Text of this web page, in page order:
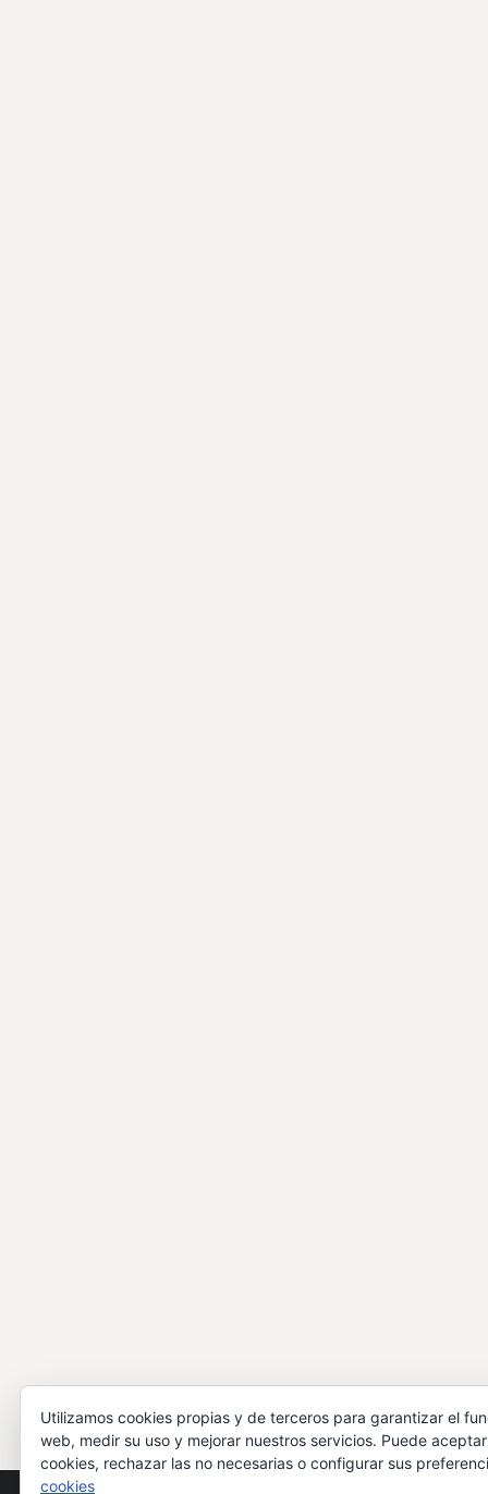
Utilizamos cookies propias y de terceros para garantizar el
web, medir su uso y mejorar nuestros servicios. Puede
cookies, rechazar las no necesarias o configurar sus
cookies